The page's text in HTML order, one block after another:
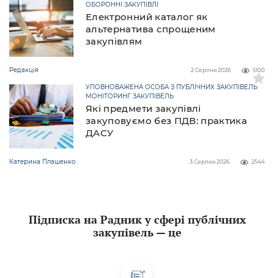
Електронний каталог як
альтернатива спрощеним
закупівлям
ОБОРОННІ ЗАКУПІВЛІ
Редакція 5100
2 Серпня 2026
Які предмети закупівлі
закуповуємо без ПДВ: практика
ДАСУ
УПОВНОВАЖЕНА ОСОБА З ПУБЛІЧНИХ ЗАКУПІВЕЛЬ
МОНІТОРИНГ ЗАКУПІВЕЛЬ
Катерина Плашенко 2544
3 Серпня 2026
Підписка на Радник у сфері публічних
закупівель — це